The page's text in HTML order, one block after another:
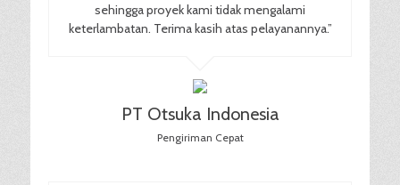
sehingga proyek kami tidak mengalami
keterlambatan. Terima kasih atas pelayanannya.”
PT Otsuka Indonesia
Pengiriman Cepat